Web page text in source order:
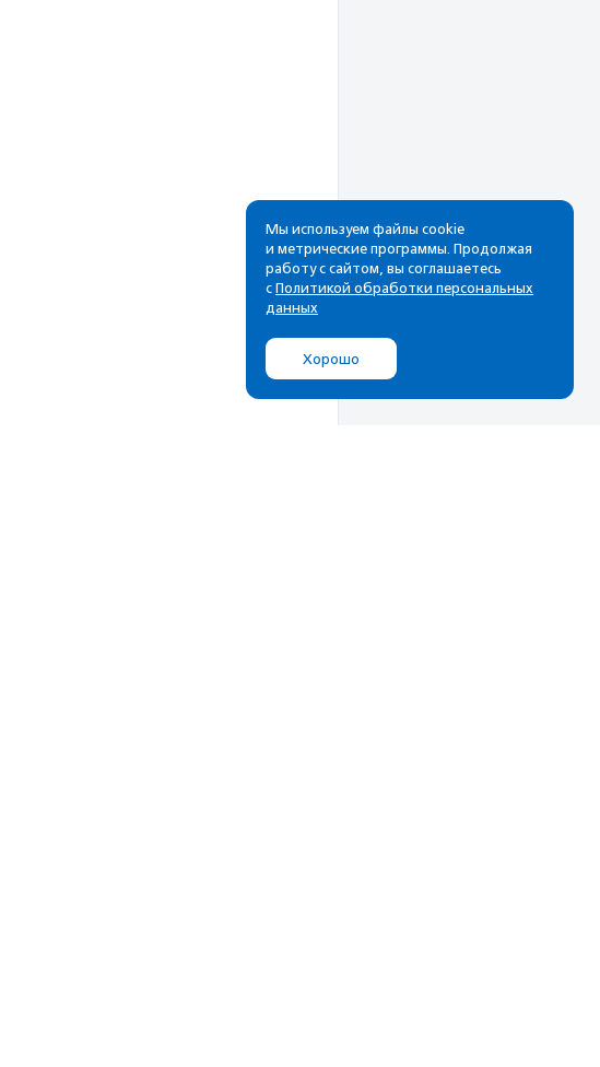
Рассылка
Cамые свежие новости,
почтовом ящике
Мы используем файлы cookie
и метрические программы. Продолжая
работу с сайтом, вы соглашаетесь
с Политикой обработки персональных
данных
Хорошо